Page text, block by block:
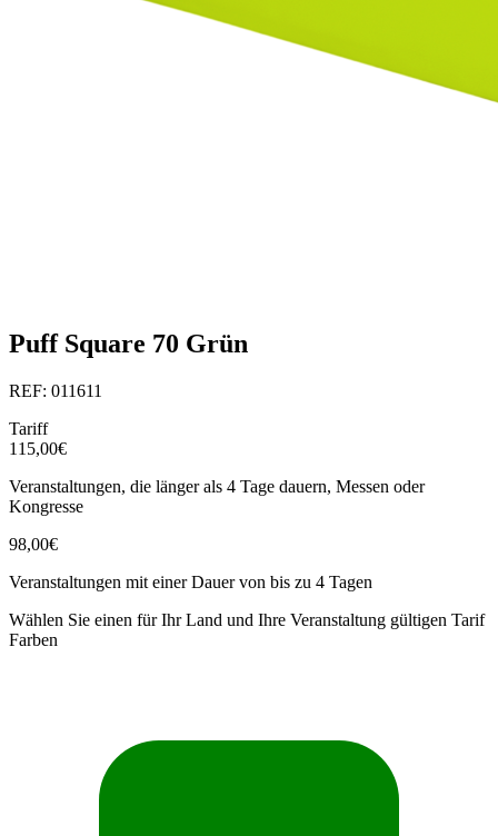
Puff Square 70 Grün
REF: 011611
Tariff
115,00€
Veranstaltungen, die länger als 4 Tage dauern, Messen oder
Kongresse
98,00€
Veranstaltungen mit einer Dauer von bis zu 4 Tagen
Wählen Sie einen für Ihr Land und Ihre Veranstaltung gültigen Tarif
Farben